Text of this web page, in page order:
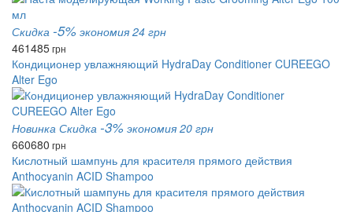
Скидка -5% экономия 24 грн
461485грн
Кондиционер увлажняющий HydraDay Conditioner CUREEGO
Alter Ego
Новинка Скидка -3% экономия 20 грн
660680 грн
Кислотный шампунь для красителя прямого действия
Anthocyanin ACID Shampoo